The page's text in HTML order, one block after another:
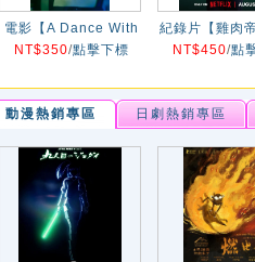
電影【A Dance With
Death】2026年
NT$350/點擊下標
紀錄片【雞肉
餐陰謀】
NT$450/點
動漫熱銷專區 日劇熱銷專區